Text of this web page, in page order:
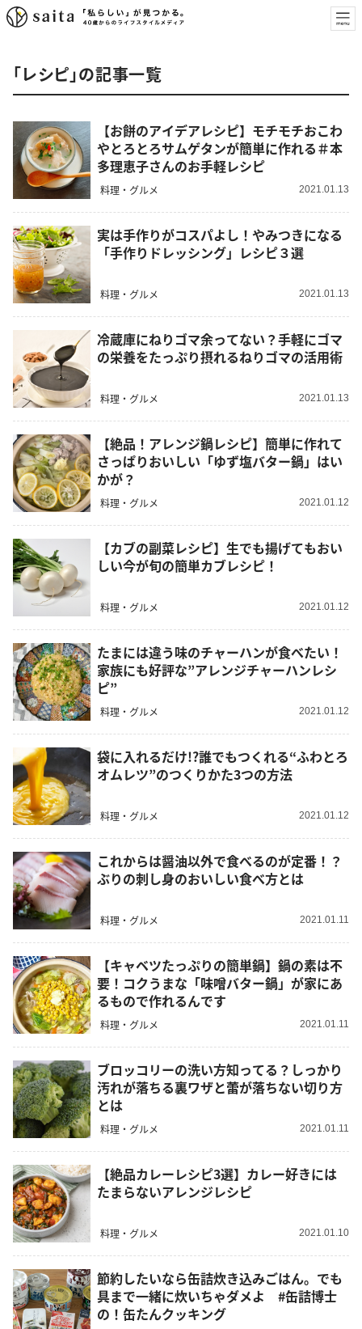
「レシピ」の記事一覧
【お餅のアイデアレシピ】モチモチおこわ
やとろとろサムゲタンが簡単に作れる＃本
多理恵子さんのお手軽レシピ
料理・グルメ 2021.01.13
実は手作りがコスパよし！やみつきになる
「手作りドレッシング」レシピ３選
料理・グルメ 2021.01.13
冷蔵庫にねりゴマ余ってない？手軽にゴマ
の栄養をたっぷり摂れるねりゴマの活用術
料理・グルメ 2021.01.13
【絶品！アレンジ鍋レシピ】簡単に作れて
さっぱりおいしい「ゆず塩バター鍋」はい
かが？
料理・グルメ 2021.01.12
【カブの副菜レシピ】生でも揚げてもおい
しい今が旬の簡単カブレシピ！
料理・グルメ 2021.01.12
たまには違う味のチャーハンが食べたい！
家族にも好評な”アレンジチャーハンレシ
ピ”
料理・グルメ 2021.01.12
袋に入れるだけ!?誰でもつくれる“ふわとろ
オムレツ”のつくりかた3つの方法
料理・グルメ 2021.01.12
これからは醤油以外で食べるのが定番！？
ぶりの刺し身のおいしい食べ方とは
料理・グルメ 2021.01.11
【キャベツたっぷりの簡単鍋】鍋の素は不
要！コクうまな「味噌バター鍋」が家にあ
るもので作れるんです
料理・グルメ 2021.01.11
ブロッコリーの洗い方知ってる？しっかり
汚れが落ちる裏ワザと蕾が落ちない切り方
とは
料理・グルメ 2021.01.11
【絶品カレーレシピ3選】カレー好きには
たまらないアレンジレシピ
料理・グルメ 2021.01.10
節約したいなら缶詰炊き込みごはん。でも
具まで一緒に炊いちゃダメよ #缶詰博士
の！缶たんクッキング